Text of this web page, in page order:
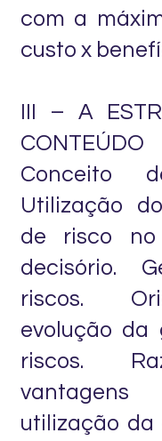
com a
custo x
III – A
CONTEÚDO
Conceito
Utilização
de risco no
decisório.
riscos.
evolução da
riscos.
utilização da